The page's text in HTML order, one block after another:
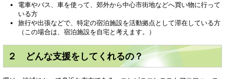
電車やバス、車を使って、郊外から中心市街地などへ買い物に行って
いる方
旅行や出張などで、特定の宿泊施設を活動拠点として滞在している方
（この場合は、宿泊施設を自宅と考えます。）
２ どんな支援をしてくれるの？